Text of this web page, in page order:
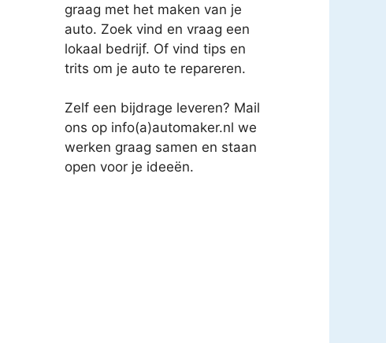
graag met het maken van je
auto. Zoek vind en vraag een
lokaal bedrijf. Of vind tips en
trits om je auto te repareren.
Zelf een bijdrage leveren? Mail
ons op info(a)automaker.nl we
werken graag samen en staan
open voor je ideeën.